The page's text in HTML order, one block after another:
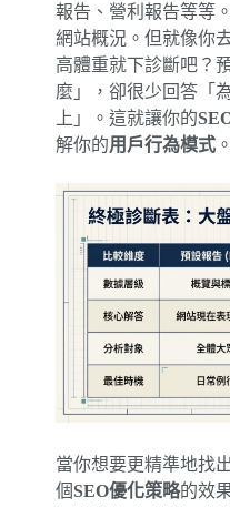
報告、營利報告等等
網站概況。但就像你
高體重就下診斷吧？
麼」，卻很少回答「
上」。這就讓你的
解你的用戶行為模式 。
當你想要更精準地找
個SEO優化策略的效